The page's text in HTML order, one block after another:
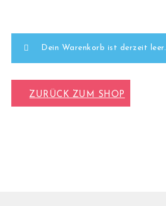
Dein Warenkorb ist derzeit leer.
ZURÜCK ZUM SHOP